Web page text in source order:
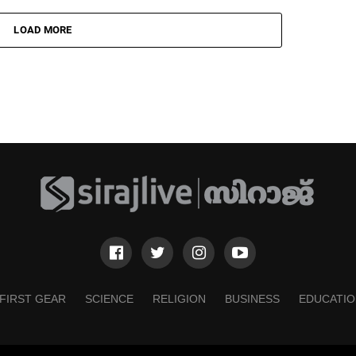
LOAD MORE
FIRST GEAR SCIENCE RELIGION BUSINESS